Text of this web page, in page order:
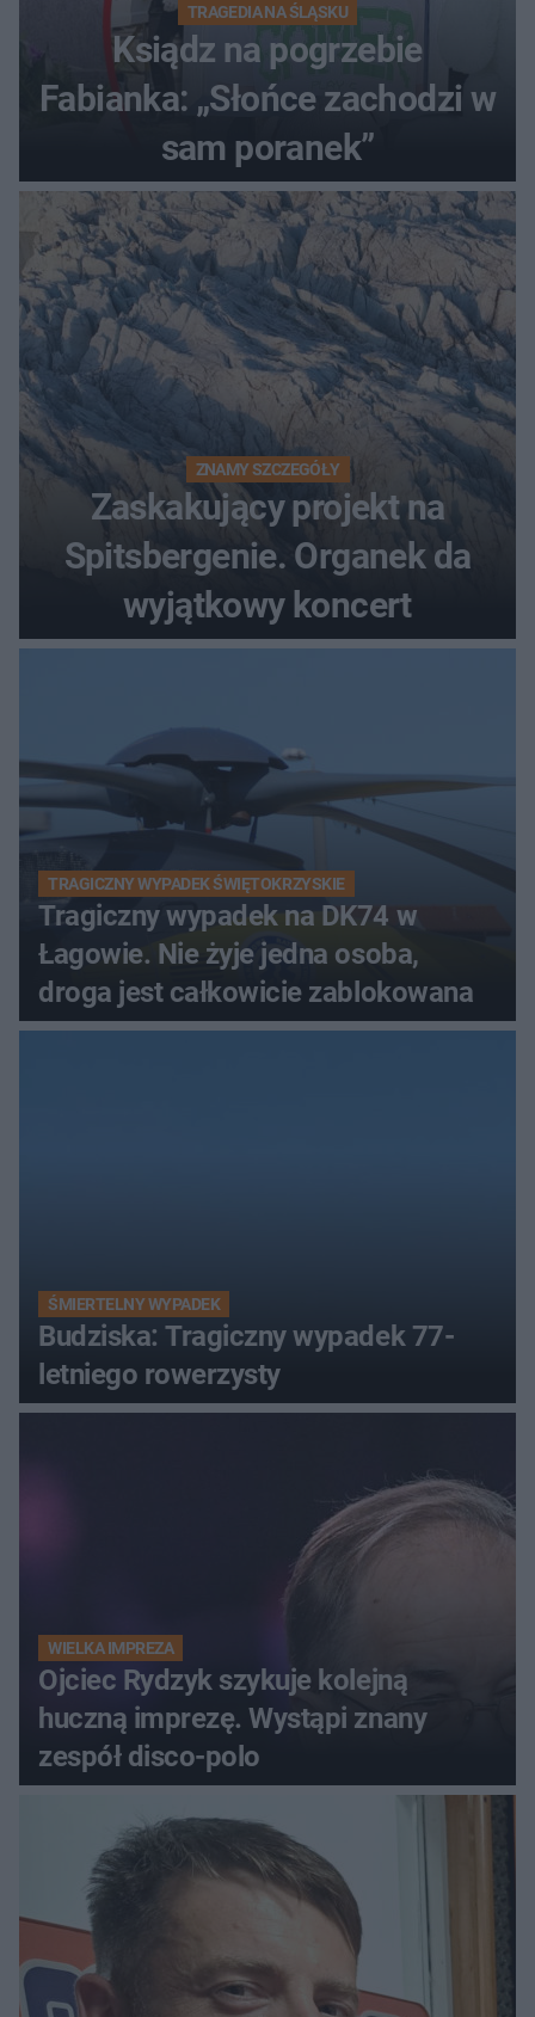
TRAGEDIA NA ŚLĄSKU
Ksiądz na pogrzebie
Fabianka: „Słońce zachodzi w
sam poranek”
ZNAMY SZCZEGÓŁY
Zaskakujący projekt na
Spitsbergenie. Organek da
wyjątkowy koncert
TRAGICZNY WYPADEK ŚWIĘTOKRZYSKIE
Tragiczny wypadek na DK74 w
Łagowie. Nie żyje jedna osoba,
droga jest całkowicie zablokowana
ŚMIERTELNY WYPADEK
Budziska: Tragiczny wypadek 77-
letniego rowerzysty
WIELKA IMPREZA
Ojciec Rydzyk szykuje kolejną
huczną imprezę. Wystąpi znany
zespół disco-polo